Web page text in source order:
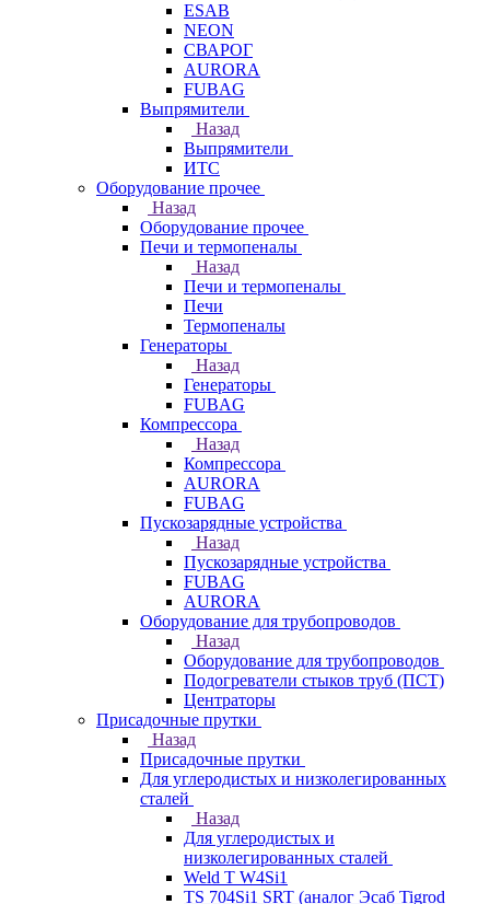
ESAB
NEON
СВАРОГ
AURORA
FUBAG
Выпрямители
Назад
Выпрямители
ИТС
Оборудование прочее
Назад
Оборудование прочее
Печи и термопеналы
Назад
Печи и термопеналы
Печи
Термопеналы
Генераторы
Назад
Генераторы
FUBAG
Компрессора
Назад
Компрессора
AURORA
FUBAG
Пускозарядные устройства
Назад
Пускозарядные устройства
FUBAG
AURORA
Оборудование для трубопроводов
Назад
Оборудование для трубопроводов
Подогреватели стыков труб (ПСТ)
Центраторы
Присадочные прутки
Назад
Присадочные прутки
Для углеродистых и низколегированных
сталей
Назад
Для углеродистых и
низколегированных сталей
Weld T W4Si1
TS 704Si1 SRT (аналог Эсаб Tigrod